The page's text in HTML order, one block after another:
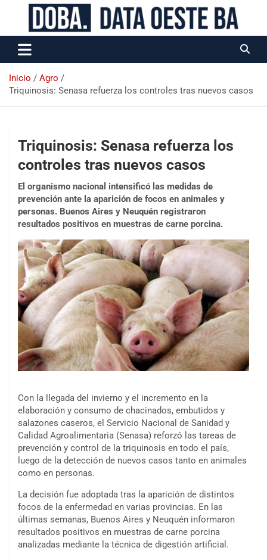
Data Oeste BA
Inicio
Agro
Triquinosis: Senasa refuerza los controles tras nuevos casos
Triquinosis: Senasa refuerza los
controles tras nuevos casos
El organismo nacional intensificó las medidas de
prevención ante la aparición de focos en animales y
personas. Buenos Aires y Neuquén registraron
resultados positivos en muestras de carne porcina.
Con la llegada del invierno y el incremento en la
elaboración y consumo de chacinados, embutidos y
salazones caseros, el Servicio Nacional de Sanidad y
Calidad Agroalimentaria (Senasa) reforzó las tareas de
prevención y control de la triquinosis en todo el país,
luego de la detección de nuevos casos tanto en animales
como en personas.
La decisión fue adoptada tras la aparición de distintos
focos de la enfermedad en varias provincias. En las
últimas semanas, Buenos Aires y Neuquén informaron
resultados positivos en muestras de carne porcina
analizadas mediante la técnica de digestión artificial.